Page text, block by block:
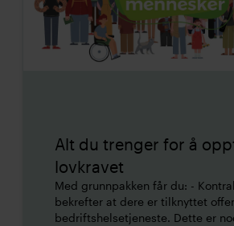
Alt du trenger for å
lovkravet
Med grunnpakken får du: -
bekrefter at dere er tilknyttet
bedriftshelsetjeneste. Dette er